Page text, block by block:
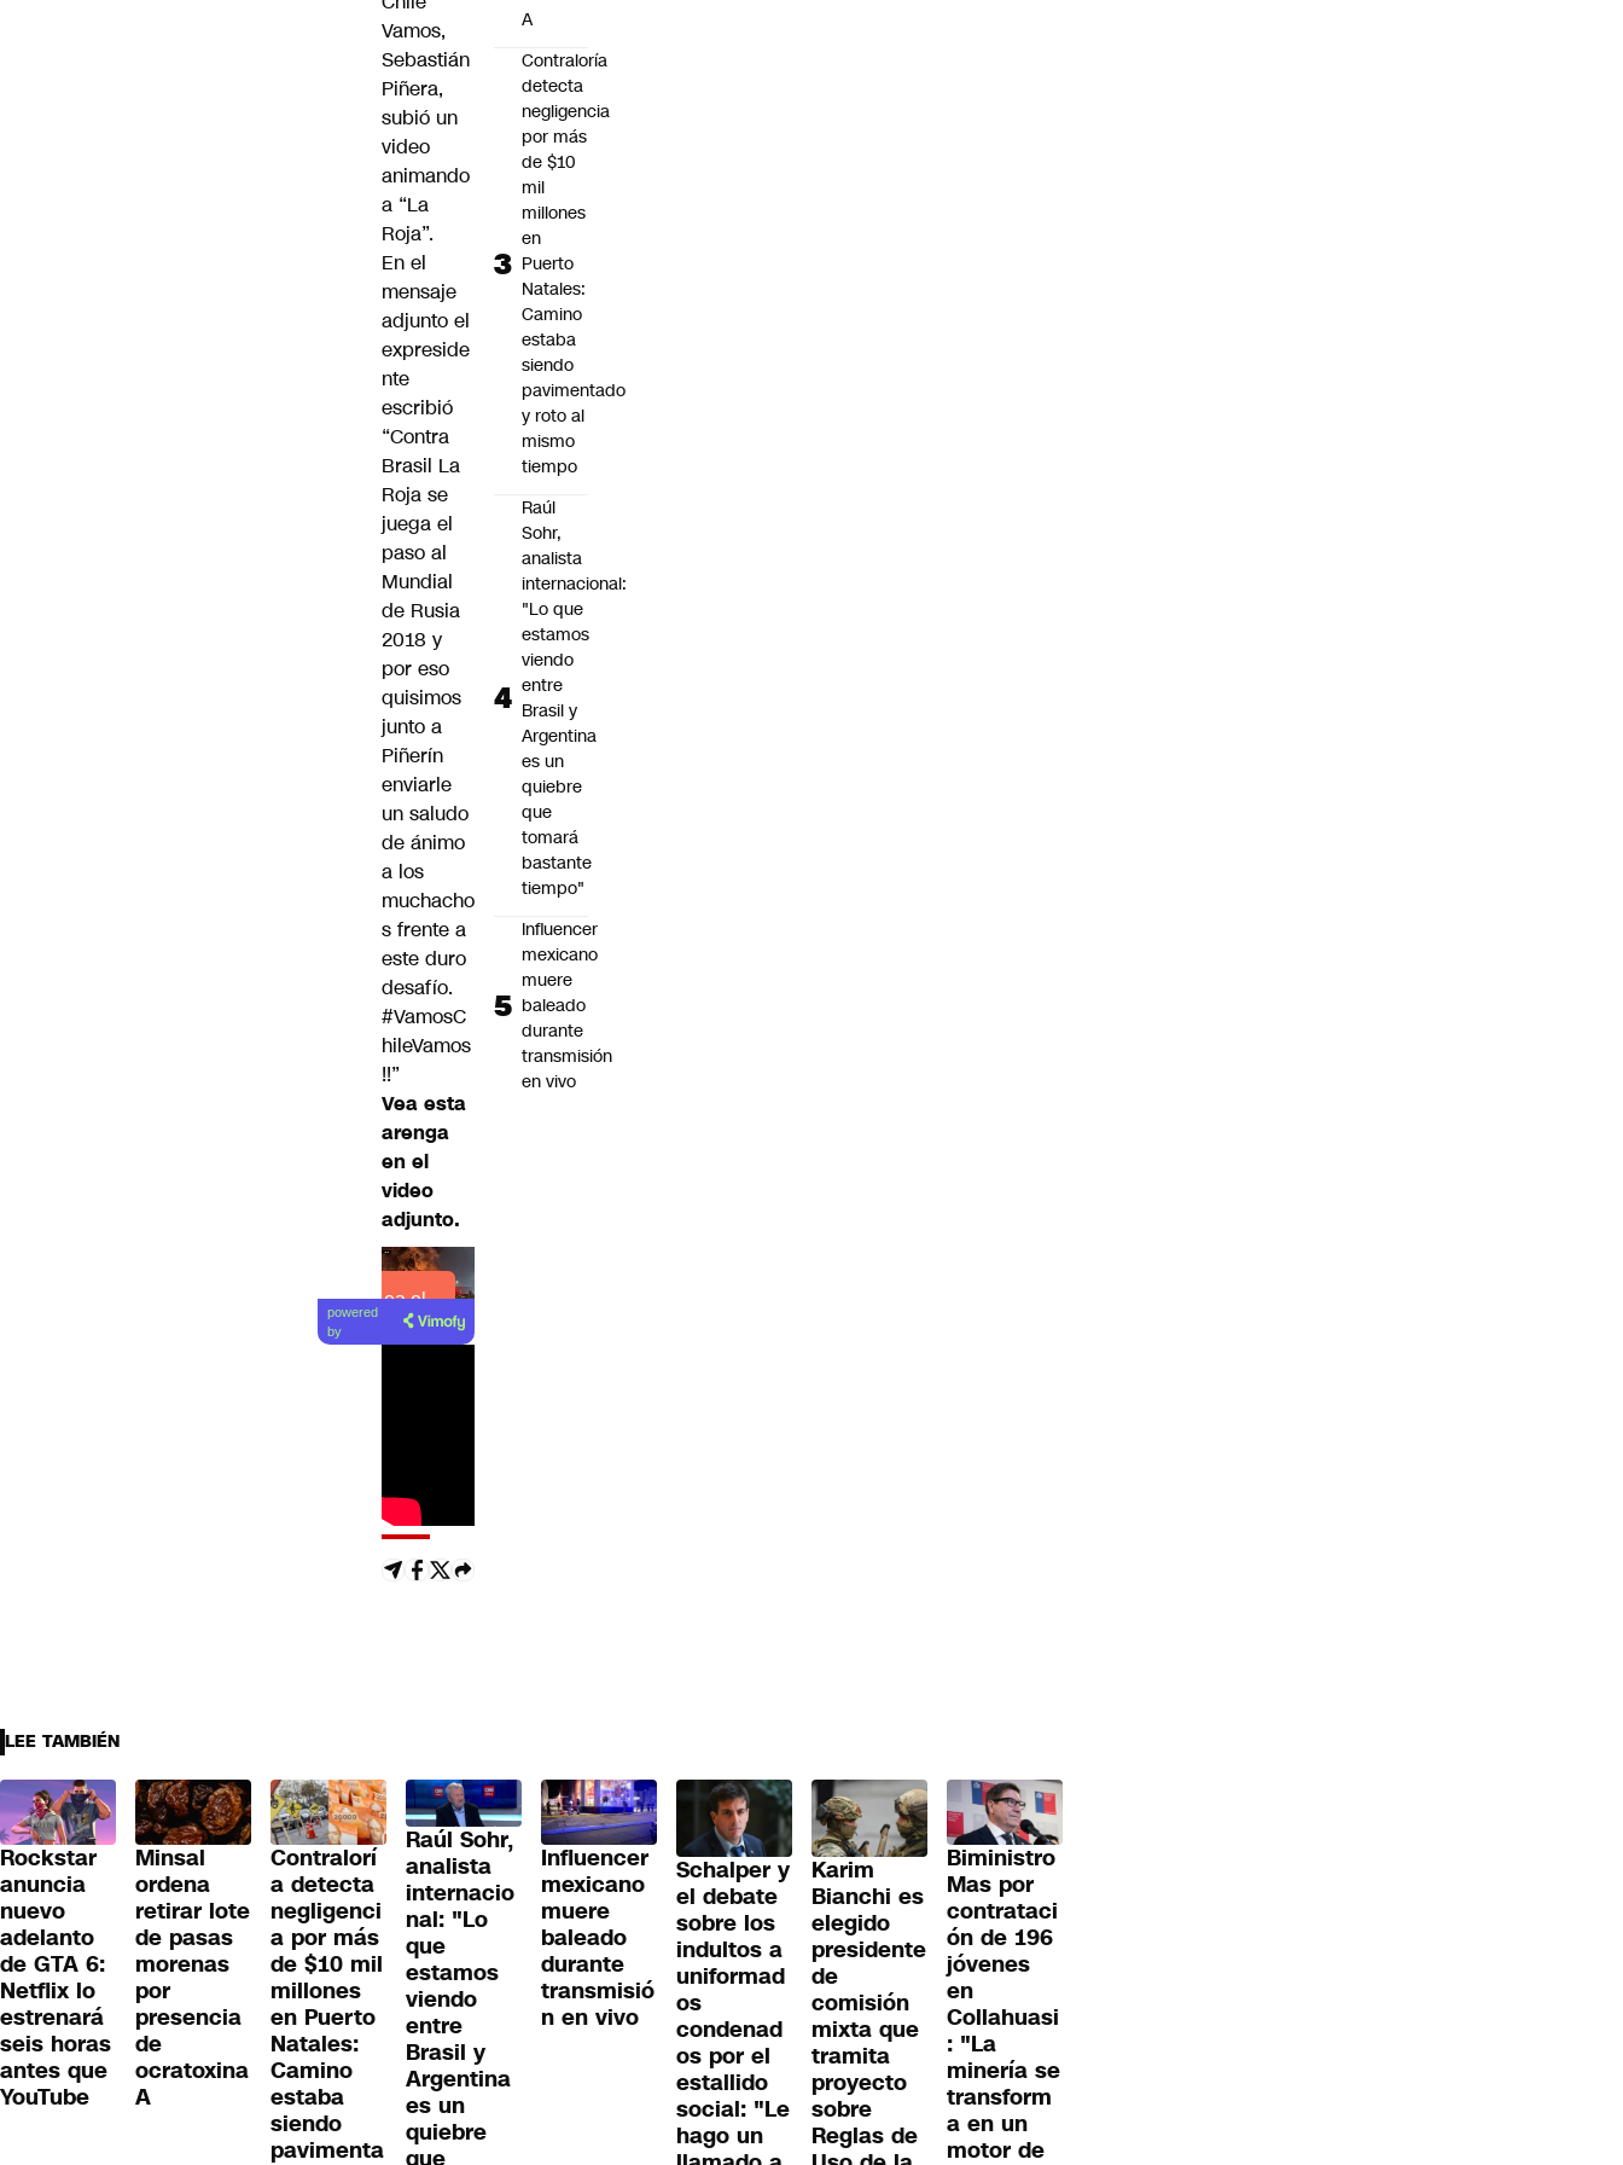
Vamos,
Sebastián
Piñera,
subió un
video
animando
a “La
Roja”.
En el
mensaje
adjunto el
expreside
nte
escribió
“Contra
Brasil La
Roja se
juega el
paso al
Mundial
de Rusia
2018 y
por eso
quisimos
junto a
Piñerín
enviarle
un saludo
de ánimo
a los
muchacho
s frente a
este duro
desafío.
#VamosC
hileVamos
!!”
Vea esta
arenga
en el
video
adjunto.
Lea el
artículo
powered
by
A
Contraloría
detecta
negligencia
por más
de $10
mil
millones
en
Puerto
Natales:
Camino
estaba
siendo
pavimentado
y roto al
mismo
tiempo
Raúl
Sohr,
analista
internacional:
"Lo que
estamos
viendo
entre
Brasil y
Argentina
es un
quiebre
que
tomará
bastante
tiempo"
Influencer
mexicano
muere
baleado
durante
transmisión
en vivo
LEE TAMBIÉN
Rockstar
anuncia
nuevo
adelanto
de GTA 6:
Netflix lo
estrenará
seis horas
antes que
YouTube
Minsal
ordena
retirar lote
de pasas
morenas
por
presencia
de
ocratoxina
A
Contralorí
a detecta
negligenci
a por más
de $10 mil
millones
en Puerto
Natales:
Camino
estaba
siendo
pavimenta
Raúl Sohr,
analista
internacio
nal: "Lo
que
estamos
viendo
entre
Brasil y
Argentina
es un
quiebre
Influencer
mexicano
muere
baleado
durante
transmisió
n en vivo
Schalper y
el debate
sobre los
indultos a
uniformad
os
condenad
os por el
estallido
social: "Le
hago un
Karim
Bianchi es
elegido
presidente
de
comisión
mixta que
tramita
proyecto
sobre
Reglas de
Biministro
Mas por
contrataci
ón de 196
jóvenes
en
Collahuasi
: "La
minería se
transform
a en un
motor de